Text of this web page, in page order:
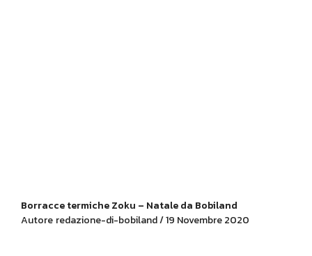
Borracce termiche Zoku – Natale da Bobiland
Autore redazione-di-bobiland / 19 Novembre 2020